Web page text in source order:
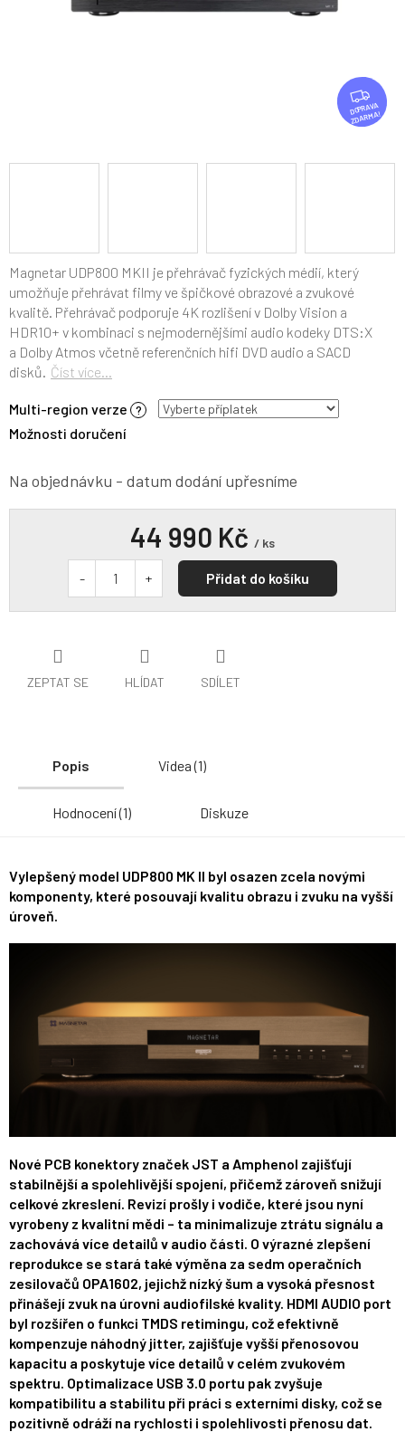
Z
D
A
M
ZDARMA
Na objednávku - datum dodání upřesníme
Multi-region verze ?
Možnosti doručení
Magnetar UDP800 MKII je přehrávač fyzických médií, který
umožňuje přehrávat filmy ve špičkové obrazové a zvukové
kvalitě. Přehrávač podporuje 4K rozlišení v Dolby Vision a
HDR10+ v kombinaci s nejmodernějšími audio kodeky DTS:X
a Dolby Atmos včetně referenčních hifi DVD audio a SACD
disků. Číst více...
ZEPTAT SE HLÍDAT SDÍLET
44 990 Kč / ks
Přidat do košíku
Popis Videa (1)
Hodnocení (1) Diskuze
Vylepšený model UDP800 MK II byl osazen zcela novými
komponenty, které posouvají kvalitu obrazu i zvuku na vyšší
úroveň.
Nové PCB konektory značek JST a Amphenol zajišťují
stabilnější a spolehlivější spojení, přičemž zároveň snižují
celkové zkreslení. Revizí prošly i vodiče, které jsou nyní
vyrobeny z kvalitní mědi – ta minimalizuje ztrátu signálu a
zachovává více detailů v audio části. O výrazné zlepšení
reprodukce se stará také výměna za sedm operačních
zesilovačů OPA1602, jejichž nízký šum a vysoká přesnost
přinášejí zvuk na úrovni audiofilské kvality. HDMI AUDIO port
byl rozšířen o funkci TMDS retimingu, což efektivně
kompenzuje náhodný jitter, zajišťuje vyšší přenosovou
kapacitu a poskytuje více detailů v celém zvukovém
spektru. Optimalizace USB 3.0 portu pak zvyšuje
kompatibilitu a stabilitu při práci s externími disky, což se
pozitivně odráží na rychlosti i spolehlivosti přenosu dat.